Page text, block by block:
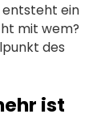
entsteht ein
mit wem?
des
ist